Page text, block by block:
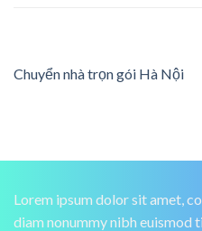
Chuyển nhà trọn gói Hà Nội
Lorem ipsum dolor sit amet,
diam nonummy nibh euismod